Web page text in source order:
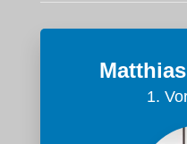
1.